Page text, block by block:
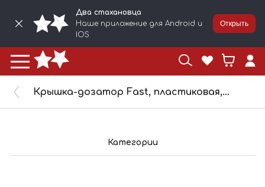
Два стахановца
Наше приложение для Android и
IOS
Открыть
Крышка-дозатор Fast, пластиковая, на канистру 1л для краски (Fillon Tech) FTLE100
Категории